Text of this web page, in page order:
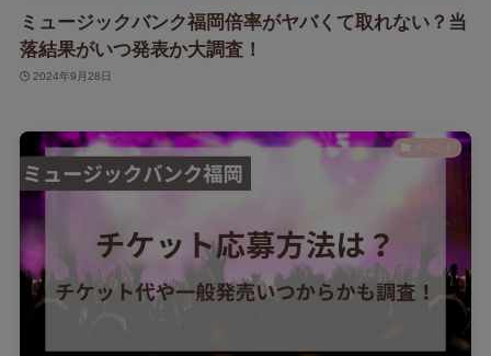
ミュージックバンク福岡倍率がヤバくて取れない？当
落結果がいつ発表か大調査！
2024年9月28日